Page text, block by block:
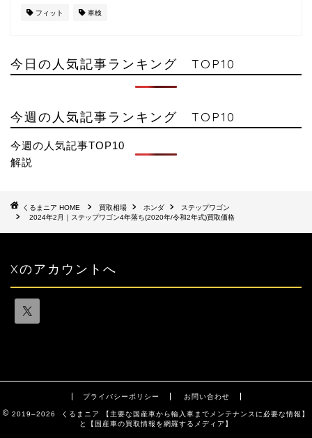
フィット 車検
今日の人気記事ランキング TOP10
今週の人気記事ランキング TOP10
今週の人気記事TOP10
解説
HOME 買取相場 ホンダ
ステップワゴン
2024年2月｜ステップワゴン4年落ち(2020年/令和2年式)買取価格
Xのアカウントへ
プライバシーポリシー お問い合わせ
2019–2026 くるまニア 【主要な国産車から輸入車までメンテナンスに必要な情報】
と【国産車の買取情報を網羅するメディア】